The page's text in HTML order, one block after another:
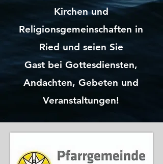
Kirchen und
Religionsgemeinschaften in
Ried und seien Sie
Gast bei Gottesdiensten,
Andachten, Gebeten und
Veranstaltungen!